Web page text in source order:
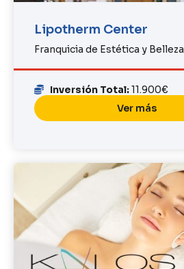
Lipotherm Center
Franquicia de Estética y Belleza
Inversión Total:11.900€
Ver más